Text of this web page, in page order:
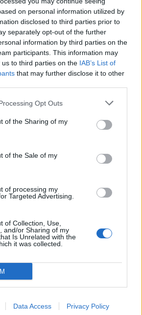
on personal information utilized by
disclosed to third parties prior to
separately opt-out of the further
information by third parties on the
participants. This information may
to third parties on the IAB’s List of
that may further disclose it to other
Opt Outs
of the Sharing of my
of the Sale of my
of processing my
Targeted Advertising.
of Collection, Use,
and/or Sharing of my
Is Unrelated with the
it was collected.
Data Access Privacy Policy
11:35
απέφυγε να
15:27
στο newsletter
τους
πολιτική απορρήτου
X